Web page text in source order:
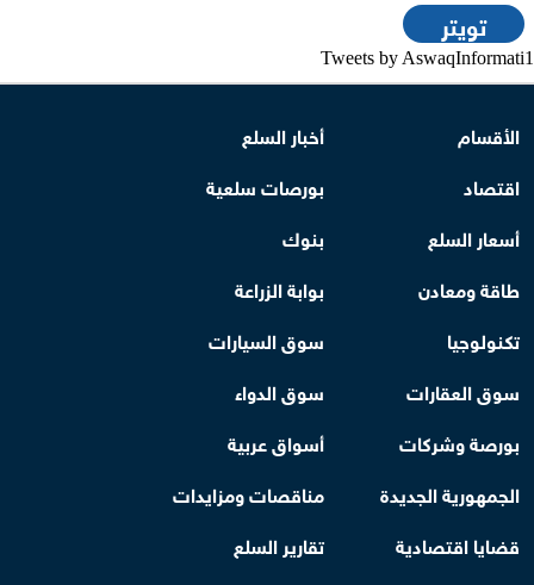
تويتر
Tweets by AswaqInformati1
الأقسام
أخبار السلع
اقتصاد
بورصات سلعية
أسعار السلع
بنوك
طاقة ومعادن
بوابة الزراعة
تكنولوجيا
سوق السيارات
سوق العقارات
سوق الدواء
بورصة وشركات
أسواق عربية
الجمهورية الجديدة
مناقصات ومزايدات
قضايا اقتصادية
تقارير السلع